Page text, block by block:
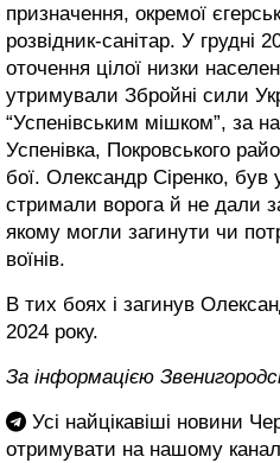
призначення, окремої
розвідник-санітар. У грудні
оточення цілої низки
утримували Збройні сили
“Успенівським мішком”, за
Успенівка, Покровського
бої. Олександр Сіренко, був
стримали ворога й не дали
якому могли загинути чи
воїнів.
В тих боях і загинув
2024 року.
За інформацією
Усі найцікавіші новини
отримувати на нашому